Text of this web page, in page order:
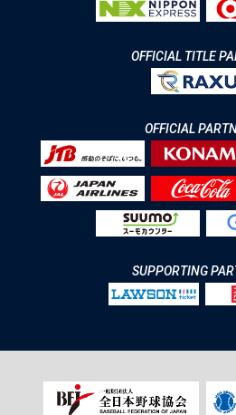
OFFICIAL TITLE
OFFICIAL
SUPPORTING